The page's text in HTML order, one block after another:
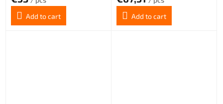
Add to cart
Add to cart